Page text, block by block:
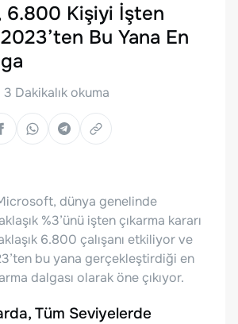
6.800 Kişiyi İşten
2023’ten Bu Yana En
3 Dakikalık okuma
dünya genelinde
%3’ünü işten çıkarma kararı
6.800 çalışanı etkiliyor ve
bu yana gerçekleştirdiği en
dalgası olarak öne çıkıyor.
Tüm Seviyelerde